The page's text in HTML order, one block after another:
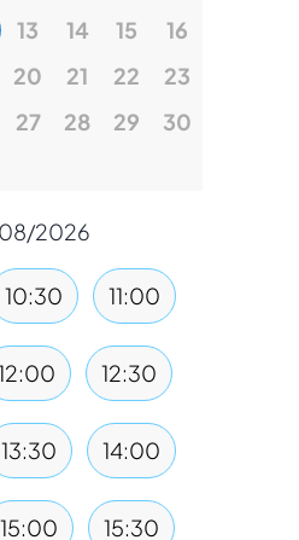
13 14 15
16
20 21 22
23
27 28 29
30
2026
10:30 11:00
12:30
13:30 14:00
15:00 15:30